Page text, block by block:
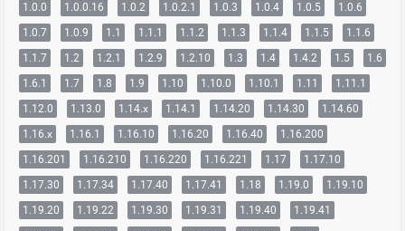
1.0.0
1.0.0.16 1.0.2 1.0.2.1 1.0.3 1.0.4 1.0.5
1.0.6
1.0.7
1.0.9 1.1 1.1.1 1.1.2 1.1.3 1.1.4 1.1.5
1.1.6
1.1.7
1.2 1.2.1 1.2.9 1.2.10 1.3 1.4 1.4.2 1.5
1.6
1.6.1
1.7 1.8 1.9 1.10 1.10.0 1.10.1 1.11
1.11.1
1.12.0
1.13.0 1.14.x 1.14.1 1.14.20 1.14.30
1.14.60
1.16.x
1.16.1 1.16.10 1.16.20 1.16.40
1.16.200
1.16.201
1.16.210 1.16.220 1.16.221 1.17
1.17.10
1.17.30
1.17.34 1.17.40 1.17.41 1.18 1.19.0
1.19.10
1.19.20
1.19.22 1.19.30 1.19.31 1.19.40
1.19.41